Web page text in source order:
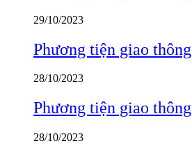
29/10/2023
Phương tiện giao thông
28/10/2023
Phương tiện giao thông
28/10/2023